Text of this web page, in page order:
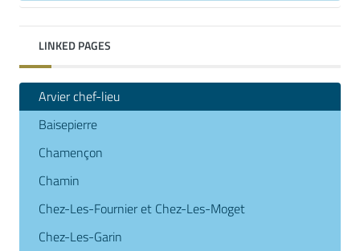
LINKED PAGES
Arvier chef-lieu
Baisepierre
Chamençon
Chamin
Chez-Les-Fournier et Chez-Les-Moget
Chez-Les-Garin